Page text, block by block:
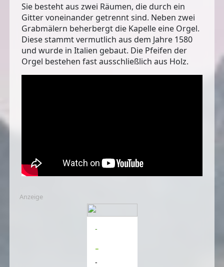
Sie besteht aus zwei Räumen, die durch ein
Gitter voneinander getrennt sind. Neben zwei
Grabmälern beherbergt die Kapelle eine Orgel.
Diese stammt vermutlich aus dem Jahre 1580
und wurde in Italien gebaut. Die Pfeifen der
Orgel bestehen fast ausschließlich aus Holz.
Anzeige
-
-
-